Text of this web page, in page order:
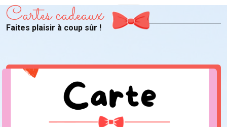
Cartes cadeaux
Faites plaisir à coup sûr !